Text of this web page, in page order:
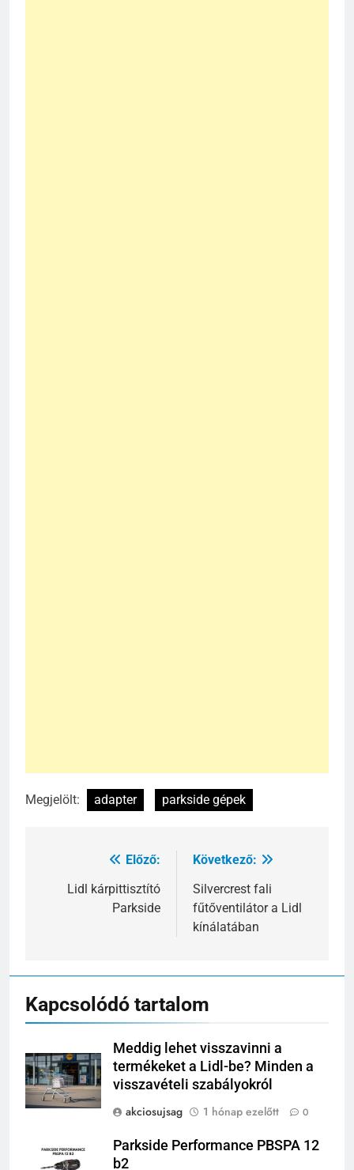
Megjelölt: adapter parkside gépek
Bejegyzés
navigáció
Előző:
Lidl kárpittisztító
Parkside
Következő:
Silvercrest fali
fűtőventilátor a Lidl
kínálatában
Kapcsolódó tartalom
Meddig lehet visszavinni a
termékeket a Lidl-be? Minden a
visszavételi szabályokról
akciosujsag
1 hónap ezelőtt 0
Parkside Performance PBSPA 12
b2